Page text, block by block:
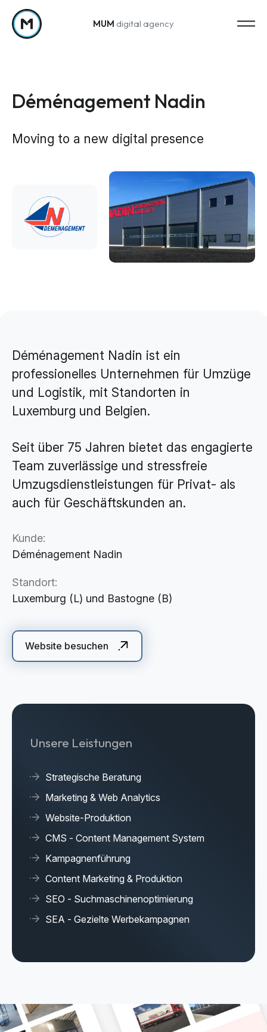
Zum Inhalt springen
MUM digital agency
Web Analytics & Reporting
Marketing
360° Marketing
Search-Marketing (SEO/GEO)
Online Werbung (SEA/SMA)
E-Mail Marketing
Applications
Web-Applikationen
Cloud Services
Déménagement Nadin
Moving to a new digital presence
Kunde:
Déménagement Nadin
Standort:
Luxemburg (L) und Bastogne (B)
Website besuchen
Déménagement Nadin ist ein
professionelles Unternehmen für Umzüge
und Logistik, mit Standorten in
Luxemburg und Belgien.
Seit über 75 Jahren bietet das engagierte
Team zuverlässige und stressfreie
Umzugsdienstleistungen für Privat- als
auch für Geschäftskunden an.
Unsere Leistungen
Strategische Beratung
Marketing & Web Analytics
Website-Produktion
CMS - Content Management System
Kampagnenführung
Content Marketing & Produktion
SEO - Suchmaschinenoptimierung
SEA - Gezielte Werbekampagnen